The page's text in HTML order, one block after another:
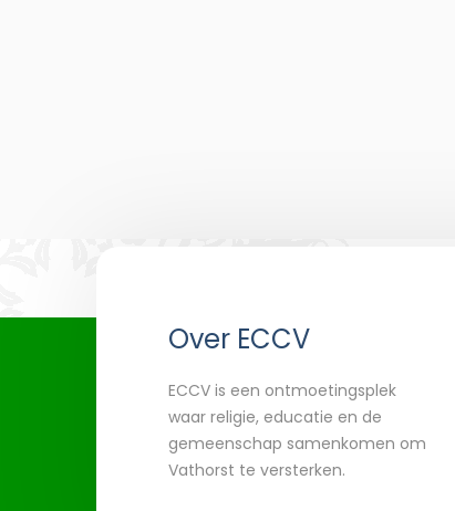
Over ECCV
ECCV is een ontmoetingsplek
waar religie, educatie en de
gemeenschap samenkomen om
Vathorst te versterken.